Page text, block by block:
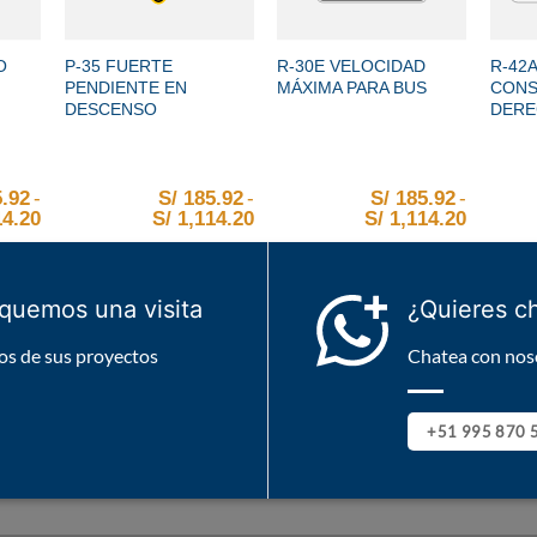
S/ 185.92 hasta S/ 1,114.20
-
Rango de precios: desde S/ 185.92 hasta S/ 1,114.20
P-35 FUERTE
PENDIENTE EN
DESCENSO
S/185.92-
S/1,114.20Rango de precios: desde S/
R-30E VELOCIDAD
MÁXIMA PARA BUS
S/ 185.92-
S/ 1,114.20
R-
1,114.20
una visita
de sus proyectos
¿Quieres
Chatea con
+51 995 870